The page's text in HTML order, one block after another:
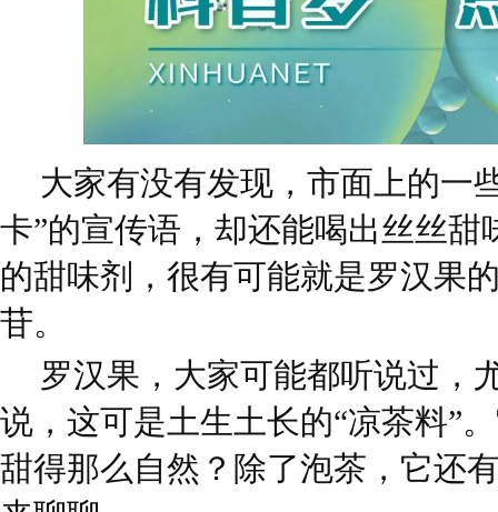
大家有没有发现，市面上的一
卡”的宣传语，却还能喝出丝丝甜
的甜味剂，很有可能就是罗汉
苷。
罗汉果，大家可能都听说过，
说，这可是土生土长的“凉茶料”
甜得那么自然？除了泡茶，它还